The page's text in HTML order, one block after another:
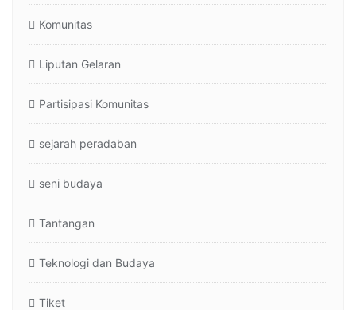
Komunitas
Liputan Gelaran
Partisipasi Komunitas
sejarah peradaban
seni budaya
Tantangan
Teknologi dan Budaya
Tiket